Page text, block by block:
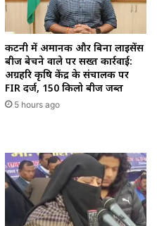
कटनी में अमानक और बिना लाइसेंस
बीज बेचने वाले पर सख्त कार्रवाई:
अग्रहरि कृषि केंद्र के संचालक पर
FIR दर्ज, 150 किलो बीज जब्त
5 hours ago